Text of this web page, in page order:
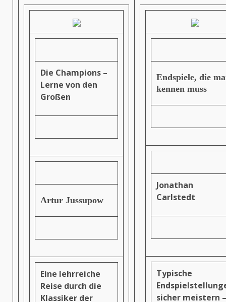
Die Champions –
Lerne von den
Großen
Artur Jussupow
Eine lehrreiche
Reise durch die
Klassiker der
Endspiele, die
kennen muss
Jonathan
Carlstedt
Typische
sicher meistern –